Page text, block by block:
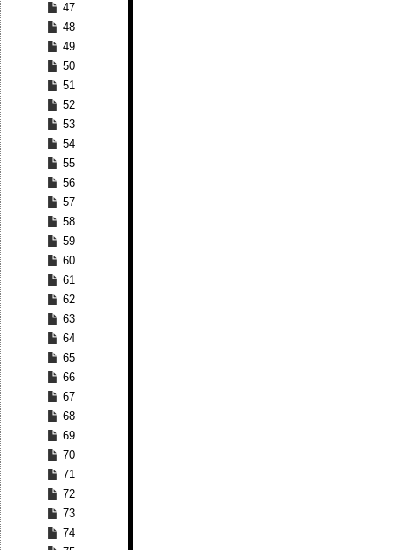
47
48
49
50
51
52
53
54
55
56
57
58
59
60
61
62
63
64
65
66
67
68
69
70
71
72
73
74